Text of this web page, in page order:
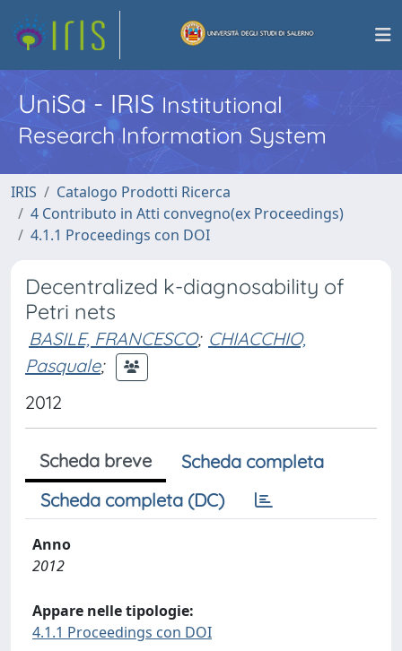
UniSa - IRISInstitutional
Research Information System
IRIS
Catalogo Prodotti Ricerca
4 Contributo in Atti convegno(ex Proceedings)
4.1.1 Proceedings con DOI
Decentralized k-diagnosability of
Petri nets
BASILE, FRANCESCO; CHIACCHIO,
Pasquale;
2012
Scheda breve
Scheda completa
Scheda completa (DC)
Anno
2012
Appare nelle tipologie:
4.1.1 Proceedings con DOI